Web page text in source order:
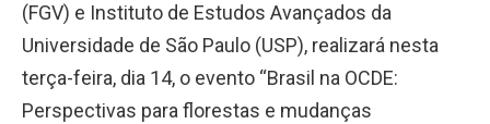
(FGV) e Instituto de Estudos Avançados da
Universidade de São Paulo (USP), realizará nesta
terça-feira, dia 14, o evento “Brasil na OCDE:
Perspectivas para florestas e mudanças